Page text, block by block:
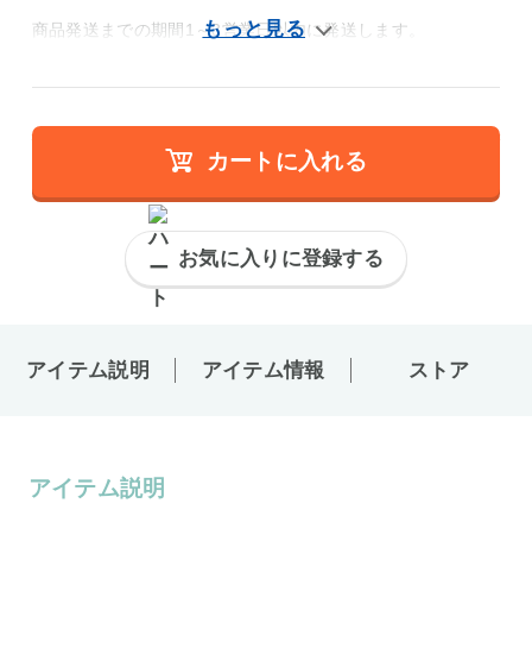
商品発送までの期間1～3営業日以内に発送します。
カートに入れる
お気に入りに登録する
アイテム説明 アイテム情報 ストア
アイテム説明